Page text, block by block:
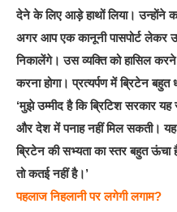
देने के लिए आड़े हाथों लिया। उन्होंने
अगर आप एक कानूनी पासपोर्ट लेकर
निकालेंगे। उस व्यक्ति को हासिल
करना होगा। प्रत्यर्पण में ब्रिटेन
‘मुझे उम्मीद है कि ब्रिटिश सरकार
और देश में पनाह नहीं मिल सकती। यह
ब्रिटेन की सभ्यता का स्तर बहुत
तो कतई नहीं है।’
पहलाज निहलानी पर लगेगी लगाम?